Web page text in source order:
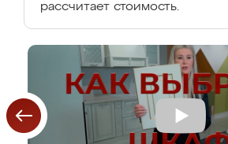
рассчитает стоимость.